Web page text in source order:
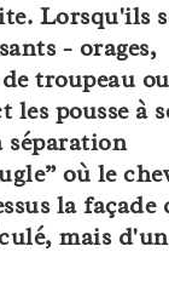
Lorsqu'ils
- orages,
troupeau ou
pousse à
séparation
où le
la façade
mais